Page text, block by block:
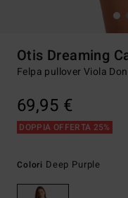
Otis Dreaming
Felpa pullover Viola
69,95 €
DOPPIA OFFERTA 25%
Colori Deep Purple